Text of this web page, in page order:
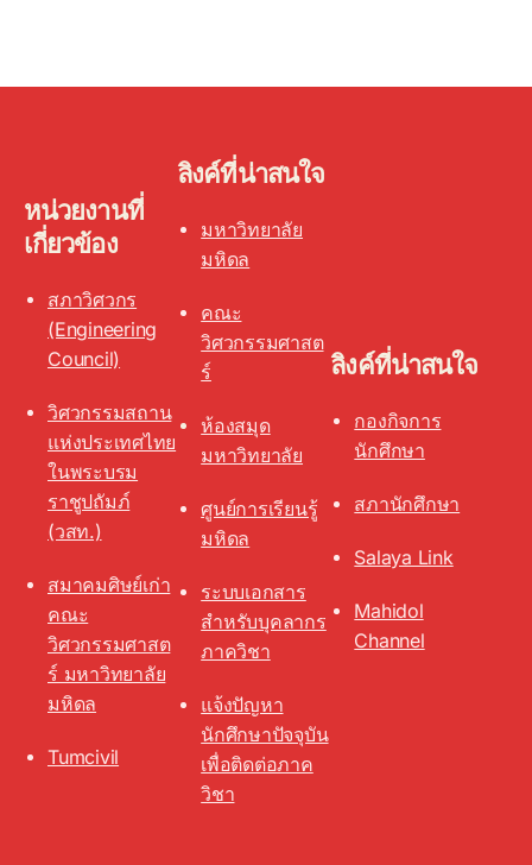
หน่วยงานที่
เกี่ยวข้อง
สภาวิศวกร
(Engineering
Council)
วิศวกรรมสถาน
แห่งประเทศไทย
ในพระบรม
ราชูปถัมภ์
(วสท.)
สมาคมศิษย์เก่า
คณะ
วิศวกรรมศาสต
ร์ มหาวิทยาลัย
มหิดล
Tumcivil
ลิงค์ที่น่าสนใจ
มหาวิทยาลัย
มหิดล
คณะ
วิศวกรรมศาสต
ร์
ห้องสมุด
มหาวิทยาลัย
ศูนย์การเรียนรู้
มหิดล
ระบบเอกสาร
สำหรับบุคลากร
ภาควิชา
แจ้งปัญหา
นักศึกษาปัจจุบัน
เพื่อติดต่อภาค
วิชา
ลิงค์ที่น่าสนใจ
กองกิจการ
นักศึกษา
สภานักศึกษา
Salaya Link
Mahidol
Channel